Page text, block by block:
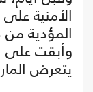
الأمنية
المؤدية من
وأبقت
يتعرض